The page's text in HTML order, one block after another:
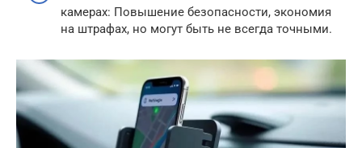
камерах: Повышение безопасности, экономия
на штрафах, но могут быть не всегда точными.